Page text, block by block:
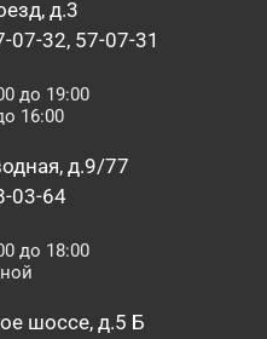
д.3
07-32, 57-07-31
до 19:00
16:00
д.9/77
03-64
до 18:00
шоссе, д.5 Б